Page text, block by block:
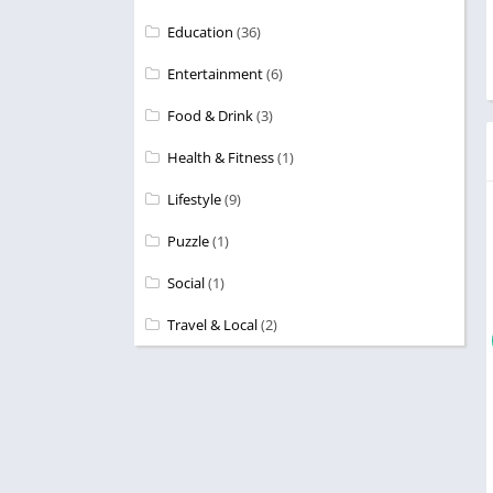
Education (36)
Entertainment(6)
Food & Drink(3)
Health & Fitness(1)
Lifestyle(9)
Puzzle(1)
Social(1)
Travel & Local(2)